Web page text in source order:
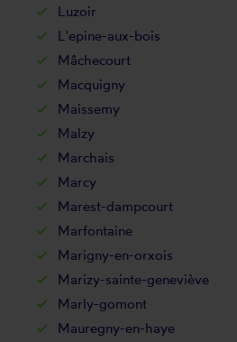
Luzoir
L'epine-aux-bois
Mâchecourt
Macquigny
Maissemy
Malzy
Marchais
Marcy
Marest-dampcourt
Marfontaine
Marigny-en-orxois
Marizy-sainte-geneviève
Marly-gomont
Mauregny-en-haye